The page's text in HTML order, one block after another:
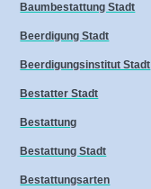
Baumbestattung Stadt
Beerdigung Stadt
Beerdigungsinstitut Stadt
Bestatter Stadt
Bestattung
Bestattung Stadt
Bestattungsarten